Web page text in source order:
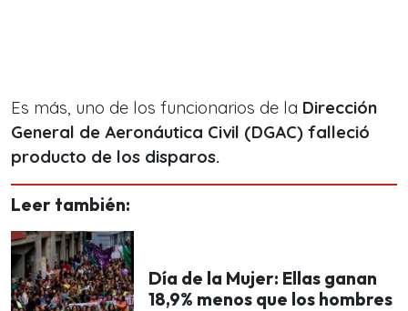
Es más, uno de los funcionarios de la Dirección
General de Aeronáutica Civil (DGAC) falleció
producto de los disparos.
Leer también:
Día de la Mujer: Ellas ganan
18,9% menos que los hombres